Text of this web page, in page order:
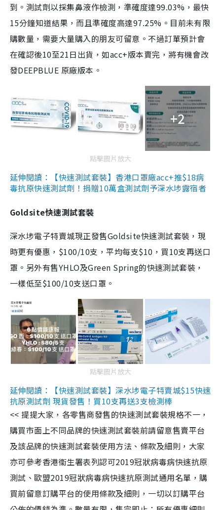
到。測試劑以採集鼻液作檢測，準確度達99.03%，最快
15分鐘知道結果，而且準確度高達97.25%。目前未有限
購數量，需要大量購入的朋友可留意。不過訂單預計會
在確認後10至21日出貨，如acc+版本賣完，將有機會改
發DEEPBLUE 原廠版本。
+2
點擊圖片放大
延伸閱讀：【快速測試套裝】香港口罩廠acc+推$18病
毒抗原快速測試劑！捐贈10萬盒測試劑予深水埗露宿者
Goldsite快速測試套裝
深水埗電子特賣城現正發售Goldsite快速測試套裝，現
時更有優惠，$100/10支，平均每支$10，買10支再送口
罩。另外有售YHLO及Green Spring的快速測試套裝，
一樣低至$100/10支送口罩。
點擊圖片放大
延伸閱讀：【快速測試套裝】深水埗電子特賣城$15快速
抗原測試劑 現貨發售！買10支再送3支檢測棒
<< 提提大家，各零售商發售的快速測試套裝規格不一，
購買市面上不同品牌的快速測試套裝前請留意售賣平台
及該品牌的快速測試套裝使用方法、條款及細則，大家
亦可參考香港衞生署表列認可2019冠狀病毒病快速抗原
測試、歐盟2019冠狀病毒病快速抗原測試通用名單，購
買前留意訂購平台的使用條款及細則，一切以訂購平台